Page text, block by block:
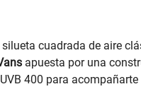
cuadrada de aire
apuesta por una
400 para